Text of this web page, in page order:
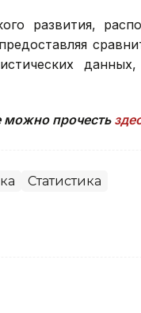
развития,
можно прочесть
Статистика